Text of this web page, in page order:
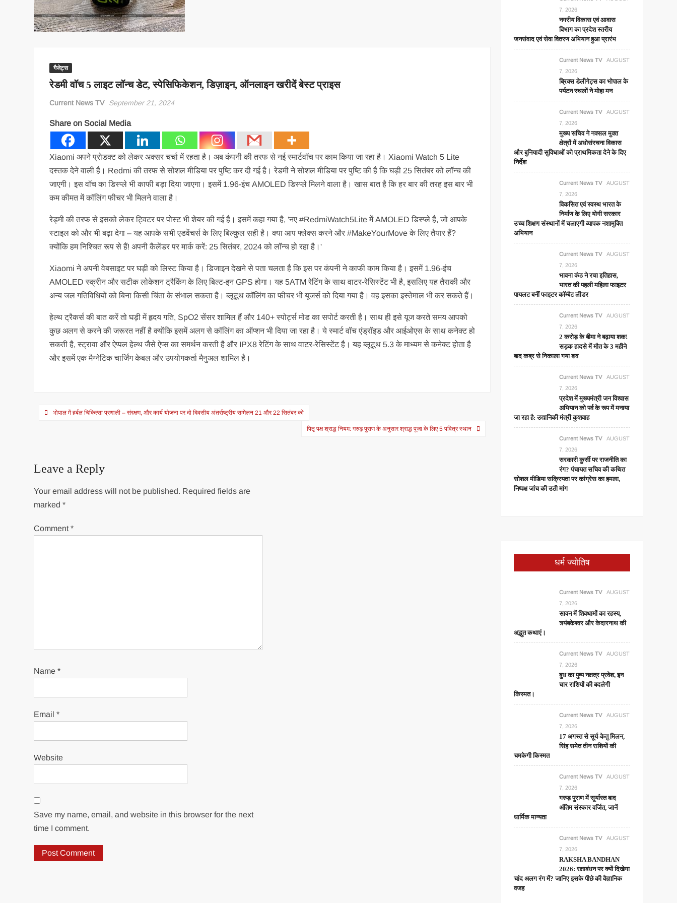
गैजेट्स
रेडमी वॉच 5 लाइट लॉन्च डेट, स्पेसिफिकेशन, डिज़ाइन, ऑनलाइन खरीदें बेस्ट प्राइस
Current News TV September 21, 2024
Share on Social Media
Xiaomi अपने प्रोडक्ट को लेकर अक्सर चर्चा में रहता है। अब कंपनी की तरफ से नई स्मार्टवॉच पर काम किया जा रहा है। Xiaomi Watch 5 Lite
दस्तक देने वाली है। Redmi की तरफ से सोशल मीडिया पर पुष्टि कर दी गई है। रेडमी ने सोशल मीडिया पर पुष्टि की है कि घड़ी 25 सितंबर को लॉन्च की
जाएगी। इस वॉच का डिस्प्ले भी काफी बड़ा दिया जाएगा। इसमें 1.96-इंच AMOLED डिस्प्ले मिलने वाला है। खास बात है कि हर बार की तरह इस बार भी
कम कीमत में कॉलिंग फीचर भी मिलने वाला है।
रेड्मी की तरफ से इसको लेकर ट्विटर पर पोस्ट भी शेयर की गई है। इसमें कहा गया है, 'नए #RedmiWatch5Lite में AMOLED डिस्प्ले है, जो आपके
स्टाइल को और भी बढ़ा देगा – यह आपके सभी एडवेंचर्स के लिए बिल्कुल सही है। क्या आप फ्लेक्स करने और #MakeYourMove के लिए तैयार हैं?
क्योंकि हम निश्चित रूप से हैं! अपनी कैलेंडर पर मार्क करें: 25 सितंबर, 2024 को लॉन्च हो रहा है।'
Xiaomi ने अपनी वेबसाइट पर घड़ी को लिस्ट किया है। डिजाइन देखने से पता चलता है कि इस पर कंपनी ने काफी काम किया है। इसमें 1.96-इंच
AMOLED स्क्रीन और सटीक लोकेशन ट्रैकिंग के लिए बिल्ट-इन GPS होगा। यह 5ATM रेटिंग के साथ वाटर-रेसिस्टेंट भी है, इसलिए यह तैराकी और
अन्य जल गतिविधियों को बिना किसी चिंता के संभाल सकता है। ब्लूटूथ कॉलिंग का फीचर भी यूजर्स को दिया गया है। वह इसका इस्तेमाल भी कर सकते हैं।
हेल्थ ट्रैकर्स की बात करें तो घड़ी में हृदय गति, SpO2 सेंसर शामिल हैं और 140+ स्पोर्ट्स मोड का सपोर्ट करती है। साथ ही इसे यूज करते समय आपको
कुछ अलग से करने की जरूरत नहीं है क्योंकि इसमें अलग से कॉलिंग का ऑप्शन भी दिया जा रहा है। ये स्मार्ट वॉच एंड्रॉइड और आईओएस के साथ कनेक्ट हो
सकती है, स्ट्रावा और ऐप्पल हेल्थ जैसे ऐप्स का समर्थन करती है और IPX8 रेटिंग के साथ वाटर-रेसिस्टेंट है। यह ब्लूटूथ 5.3 के माध्यम से कनेक्ट होता है
और इसमें एक मैग्नेटिक चार्जिंग केबल और उपयोगकर्ता मैनुअल शामिल है।
Postभोपाल में हर्बल चिकित्सा प्रणाली – संरक्षण, और कार्य योजना पर दो दिवसीय अंतर्राष्ट्रीय सम्मेलन 21 और 22 सितंबर को
पितृ पक्ष श्राद्ध नियम: गरुड़ पुराण के अनुसार श्राद्ध पूजा के लिए 5 पवित्र स्थान
Leave a Reply
Your email address will not be published. Required fields are
marked*
Comment*
Name*
Email*
Website
Save my name, email, and website in this browser for the next
time I comment.
7, 2026
नगरीय विकास एवं आवास
विभाग का प्रदेश स्तरीय
जनसंवाद एवं सेवा वितरण अभियान हुआ प्रारंभ
Current News TV
AUGUST
7, 2026
ब्रिक्स डेलीगेट्स का भोपाल के
पर्यटन स्थलों ने मोहा मन
Current News TV
AUGUST
7, 2026
मुख्य सचिव ने नक्सल मुक्त
क्षेत्रों में अधोसंरचना विकास
और बुनियादी सुविधाओं को प्राथमिकता देने के दिए
निर्देश
Current News TV
AUGUST
7, 2026
विकसित एवं स्वस्थ भारत के
निर्माण के लिए योगी सरकार
उच्च शिक्षण संस्थानों में चलाएगी व्यापक नशामुक्ति
अभियान
Current News TV
AUGUST
7, 2026
भावना कंठ ने रचा इतिहास,
भारत की पहली महिला फाइटर
पायलट बनीं फाइटर कॉम्बैट लीडर
Current News TV
AUGUST
7, 2026
2 करोड़ के बीमा ने बढ़ाया शक!
सड़क हादसे में मौत के 3 महीने
बाद कब्र से निकाला गया शव
Current News TV
AUGUST
7, 2026
प्रदेश में मुख्यमंत्री जन विश्वास
अभियान को पर्व के रूप में मनाया
जा रहा है: उद्यानिकी मंत्री कुशवाह
Current News TV
AUGUST
7, 2026
सरकारी कुर्सी पर राजनीति का
रंग? पंचायत सचिव की कथित
सोशल मीडिया सक्रियता पर कांग्रेस का हमला,
निष्पक्ष जांच की उठी मांग
धर्म ज्योतिष
Current News TV
AUGUST
7, 2026
सावन में शिवधामों का रहस्य,
त्र्यंबकेश्वर और केदारनाथ की
अद्भुत कथाएं।
Current News TV
AUGUST
7, 2026
बुध का पुष्य नक्षत्र प्रवेश, इन
चार राशियों की बदलेगी
किस्मत।
Current News TV
AUGUST
7, 2026
17 अगस्त से सूर्य-केतु मिलन,
सिंह समेत तीन राशियों की
चमकेगी किस्मत
Current News TV
AUGUST
7, 2026
गरुड़ पुराण में सूर्यास्त बाद
अंतिम संस्कार वर्जित, जानें
धार्मिक मान्यता
Current News TV
AUGUST
7, 2026
RAKSHA BANDHAN
2026: रक्षाबंधन पर क्यों दिखेगा
चांद अलग रंग में? जानिए इसके पीछे की वैज्ञानिक
वजह